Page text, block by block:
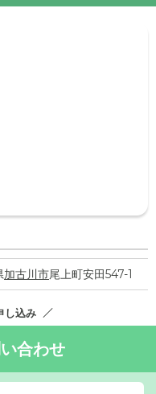
加古川市尾上町安田547-1
し込み
合わせ